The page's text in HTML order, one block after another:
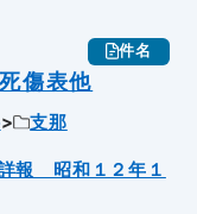
件名
傷表他
支那
報 昭和１２年１